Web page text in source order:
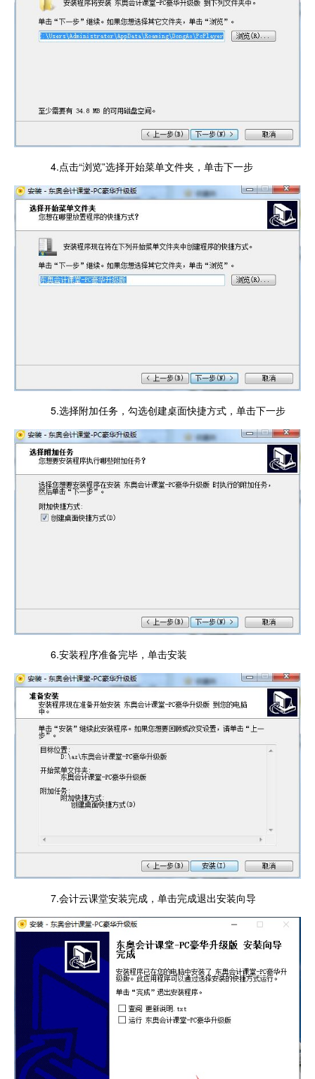
4.点击“浏览”选择开始菜单文件夹，单击下一步
5.选择附加任务，勾选创建桌面快捷方式，单击下一步
6.安装程序准备完毕，单击安装
7.会计云课堂安装完成，单击完成退出安装向导